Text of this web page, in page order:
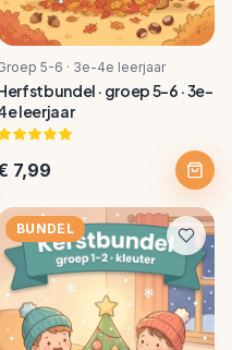
5-6 · 3e-4e leerjaar
· groep 5-6 · 3e-
leerjaar
7,99
BUNDEL